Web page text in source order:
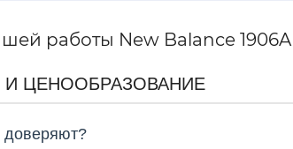
работы New Balance
И ЦЕНООБРАЗОВАНИЕ